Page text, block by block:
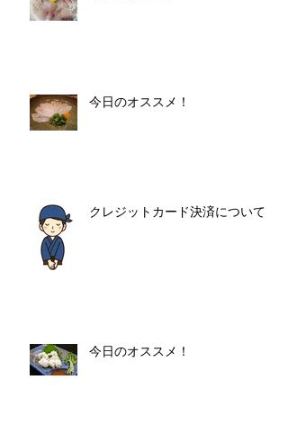
今日のオススメ！
クレジットカード決済について
今日のオススメ！